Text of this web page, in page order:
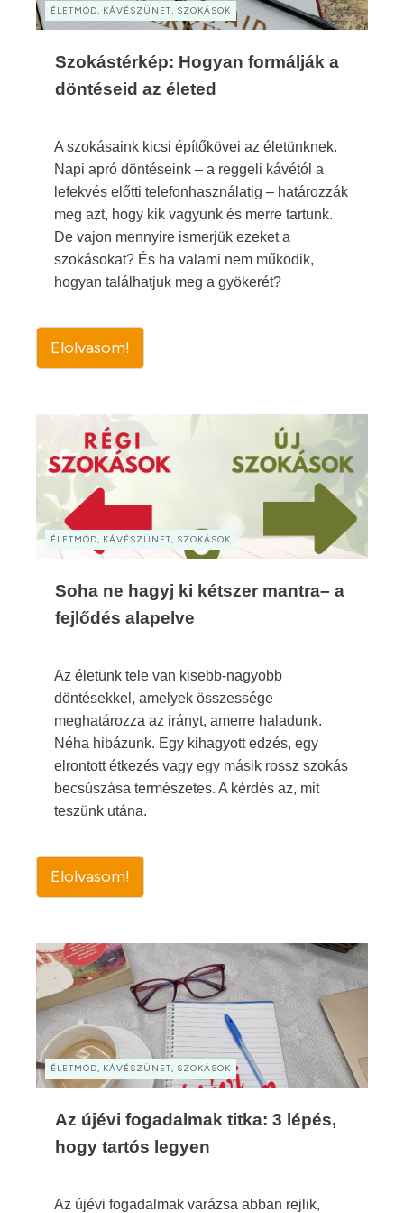
ÉLETMÓD, KÁVÉSZÜNET, SZOKÁSOK
Szokástérkép: Hogyan formálják a
döntéseid az életed
A szokásaink kicsi építőkövei az életünknek.
Napi apró döntéseink – a reggeli kávétól a
lefekvés előtti telefonhasználatig – határozzák
meg azt, hogy kik vagyunk és merre tartunk.
De vajon mennyire ismerjük ezeket a
szokásokat? És ha valami nem működik,
hogyan találhatjuk meg a gyökerét?
Elolvasom!
ÉLETMÓD, KÁVÉSZÜNET, SZOKÁSOK
Soha ne hagyj ki kétszer mantra– a
fejlődés alapelve
Az életünk tele van kisebb-nagyobb
döntésekkel, amelyek összessége
meghatározza az irányt, amerre haladunk.
Néha hibázunk. Egy kihagyott edzés, egy
elrontott étkezés vagy egy másik rossz szokás
becsúszása természetes. A kérdés az, mit
teszünk utána.
Elolvasom!
ÉLETMÓD, KÁVÉSZÜNET, SZOKÁSOK
Az újévi fogadalmak titka: 3 lépés,
hogy tartós legyen
Az újévi fogadalmak varázsa abban rejlik,